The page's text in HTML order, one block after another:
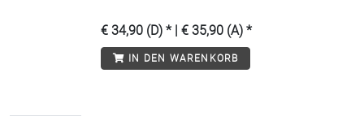
€ 34,90 (D) * | € 35,90 (A) *
IN DEN WARENKORB